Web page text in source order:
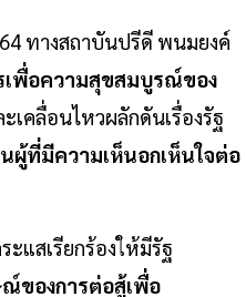
ทางสถาบันปรีดี พนมยงค์
เพื่อความสุขสมบูรณ์ของ
คลื่อนไหวผลักดันเรื่องรัฐ
ผู้ที่มีความเห็นอกเห็นใจต่อ
แสเรียกร้องให้มีรัฐ
ของการต่อสู้เพื่อ